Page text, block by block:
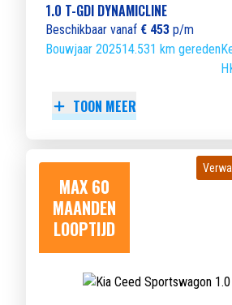
1.0 T-GDI DYNAMICLINE
Beschikbaar vanaf € 453 p/m
Bouwjaar 202514.531 km gereden
TOON MEER
MAX 60
MAANDEN
LOOPTIJD